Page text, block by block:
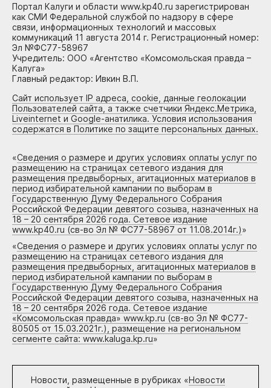
Портал Калуги и области www.kp40.ru зарегистрирован
как СМИ Федеральной службой по надзору в сфере
связи, информационных технологий и массовых
коммуникаций 11 августа 2014 г. Регистрационный номер:
Эл №ФС77-58967
Учредитель: ООО «Агентство «Комсомольская правда –
Калуга»
Главный редактор: Ивкин В.П.
Сайт использует IP адреса, cookie, данные геолокации
Пользователей сайта, а также счетчики Яндекс.Метрика,
Liveinternet и Google-анатилика. Условия использования
содержатся в Политике по защите персональных данных.
«Сведения о размере и других условиях оплаты услуг по
размещению на страницах сетевого издания для
размещения предвыборных, агитационных материалов в
период избирательной кампании по выборам в
Государственную Думу Федерального Собрания
Российской Федерации девятого созыва, назначенных на
18 – 20 сентября 2026 года. Сетевое издание
www.kp40.ru (св-во Эл № ФС77-58967 от 11.08.2014г.)»
«Сведения о размере и других условиях оплаты услуг по
размещению на страницах сетевого издания для
размещения предвыборных, агитационных материалов в
период избирательной кампании по выборам в
Государственную Думу Федерального Собрания
Российской Федерации девятого созыва, назначенных на
18 – 20 сентября 2026 года. Сетевое издание
«Комсомольская правда» www.kp.ru (св-во Эл № ФС77-
80505 от 15.03.2021г.), размещение на региональном
сегменте сайта: www.kaluga.kp.ru»
Новости, размещенные в рубриках «Новости